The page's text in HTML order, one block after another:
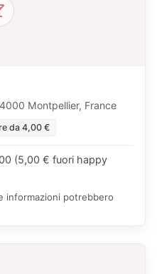
Montpellier, France
da 4,00 €
(5,00 € fuori happy
informazioni potrebbero